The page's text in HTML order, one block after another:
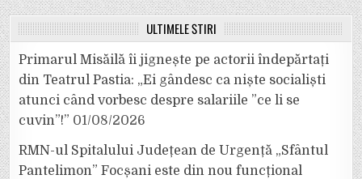
ULTIMELE ȘTIRI
Primarul Misăilă îi jignește pe actorii îndepărtați
din Teatrul Pastia: „Ei gândesc ca niște socialiști
atunci când vorbesc despre salariile ”ce li se
cuvin”!” 01/08/2026
RMN-ul Spitalului Județean de Urgență „Sfântul
Pantelimon” Focșani este din nou funcțional